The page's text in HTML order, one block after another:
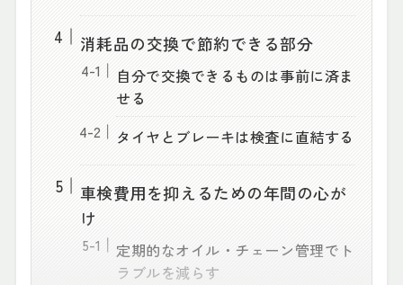
消耗品の交換で節約できる部分
自分で交換できるものは事前に済ま
せる
タイヤとブレーキは検査に直結する
車検費用を抑えるための年間の心が
け
定期的なオイル・チェーン管理でト
ラブルを減らす